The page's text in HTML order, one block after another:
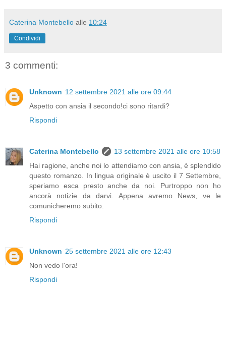
Caterina Montebello alle 10:24
Condividi
3 commenti:
Unknown 12 settembre 2021 alle ore 09:44
Aspetto con ansia il secondo!ci sono ritardi?
Rispondi
Caterina Montebello
13 settembre 2021 alle ore 10:58
Hai ragione, anche noi lo attendiamo con ansia, è splendido
questo romanzo. In lingua originale è uscito il 7 Settembre,
speriamo esca presto anche da noi. Purtroppo non ho
ancorà notizie da darvi. Appena avremo News, ve le
comunicheremo subito.
Rispondi
Unknown 25 settembre 2021 alle ore 12:43
Non vedo l'ora!
Rispondi